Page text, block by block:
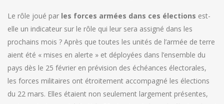
Le rôle joué par les forces armées dans ces élections est-
elle un indicateur sur le rôle qui leur sera assigné dans les
prochains mois ? Après que toutes les unités de l’armée de terre
aient été « mises en alerte » et déployées dans l’ensemble du
pays dès le 25 février en prévision des échéances électorales,
les forces militaires ont étroitement accompagné les élections
du 22 mars. Elles étaient non seulement largement présentes,